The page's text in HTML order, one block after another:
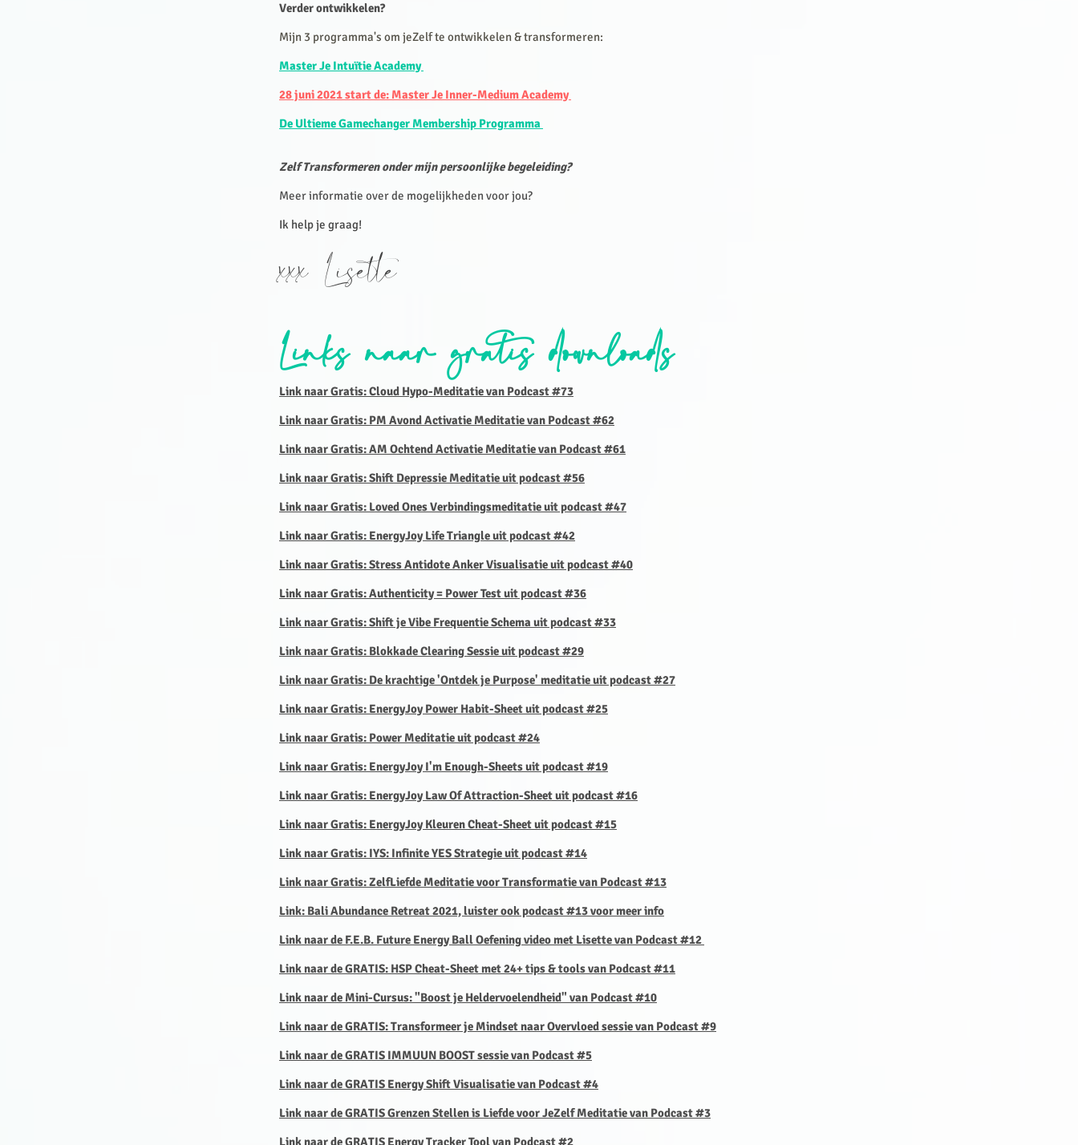
Verder ontwikkelen?
Mijn 3 programma's om jeZelf te ontwikkelen & transformeren:
Master Je Intuïtie Academy
28 juni 2021 start de: Master Je Inner-Medium Academy
De Ultieme Gamechanger Membership Programma
Zelf Transformeren onder mijn persoonlijke begeleiding?
Meer informatie over de mogelijkheden voor jou?
Ik help je graag!
xxx Lisette
Links naar gratis downloads
Link naar Gratis: Cloud Hypo-Meditatie van Podcast #73
Link naar Gratis: PM Avond Activatie Meditatie van Podcast #62
Link naar Gratis: AM Ochtend Activatie Meditatie van Podcast #61
Link naar Gratis: Shift Depressie Meditatie uit podcast #56
Link naar Gratis: Loved Ones Verbindingsmeditatie uit podcast #47
Link naar Gratis: EnergyJoy Life Triangle uit podcast #42
Link naar Gratis: Stress Antidote Anker Visualisatie uit podcast #40
Link naar Gratis: Authenticity = Power Test uit podcast #36
Link naar Gratis: Shift je Vibe Frequentie Schema uit podcast #33
Link naar Gratis: Blokkade Clearing Sessie uit podcast #29
Link naar Gratis: De krachtige 'Ontdek je Purpose' meditatie uit podcast #27
Link naar Gratis: EnergyJoy Power Habit-Sheet uit podcast #25
Link naar Gratis: Power Meditatie uit podcast #24
Link naar Gratis: EnergyJoy I'm Enough-Sheets uit podcast #19
Link naar Gratis: EnergyJoy Law Of Attraction-Sheet uit podcast #16
Link naar Gratis: EnergyJoy Kleuren Cheat-Sheet uit podcast #15
Link naar Gratis: IYS: Infinite YES Strategie uit podcast #14
Link naar Gratis: ZelfLiefde Meditatie voor Transformatie van Podcast #13
Link: Bali Abundance Retreat 2021, luister ook podcast #13 voor meer info
Link naar de F.E.B. Future Energy Ball Oefening video met Lisette van Podcast #12
Link naar de GRATIS: HSP Cheat-Sheet met 24+ tips & tools van Podcast #11
Link naar de Mini-Cursus: "Boost je Heldervoelendheid" van Podcast #10
Link naar de GRATIS: Transformeer je Mindset naar Overvloed sessie van Podcast #9
Link naar de GRATIS IMMUUN BOOST sessie van Podcast #5
Link naar de GRATIS Energy Shift Visualisatie van Podcast #4
Link naar de GRATIS Grenzen Stellen is Liefde voor JeZelf Meditatie van Podcast #3
Link naar de GRATIS Energy Tracker Tool van Podcast #2